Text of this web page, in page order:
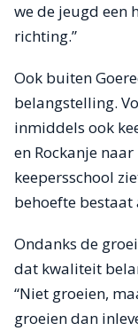
we de jeugd een
richting.”
Ook buiten
belangstelling.
inmiddels ook
en Rockanje
keepersschool
behoefte bestaat
Ondanks de
dat kwaliteit
“Niet groeien,
groeien dan